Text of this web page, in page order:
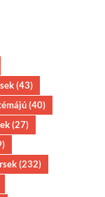
(43)
(40)
(27)
(232)